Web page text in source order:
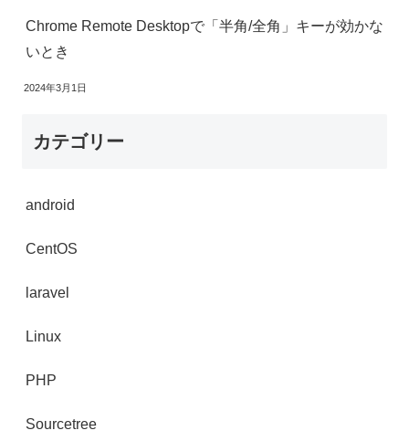
Chrome Remote Desktopで「半角/全角」キーが効かな
いとき
2024年3月1日
カテゴリー
android
CentOS
laravel
Linux
PHP
Sourcetree